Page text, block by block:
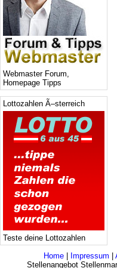
Webmaster Forum,
Homepage Tipps
Lottozahlen Ã–sterreich
Teste deine Lottozahlen
Home| Impressum
Stellenangebot